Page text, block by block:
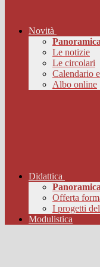
Novità
Panoramica
Le notizie
Le circolari
Calendario
Albo online
Didattica
Panoramica
Offerta
I progetti
Modulistica